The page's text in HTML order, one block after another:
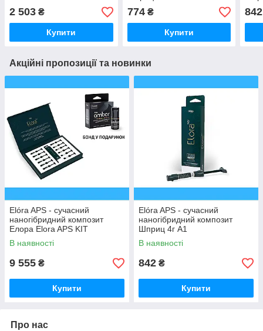
2 503 ₴
Купити
774₴
Купити
842
Акційні пропозиції та новинки
Elóra APS - сучасний
наногібридний композит
Елора Elora APS KIT
ELEGANCE 11 шприців +
бонд
В наявності
9 555 ₴
Купити
Elóra APS - сучасний
наногібридний композит
Шприц 4г A1
В наявності
842 ₴
Купити
Про нас